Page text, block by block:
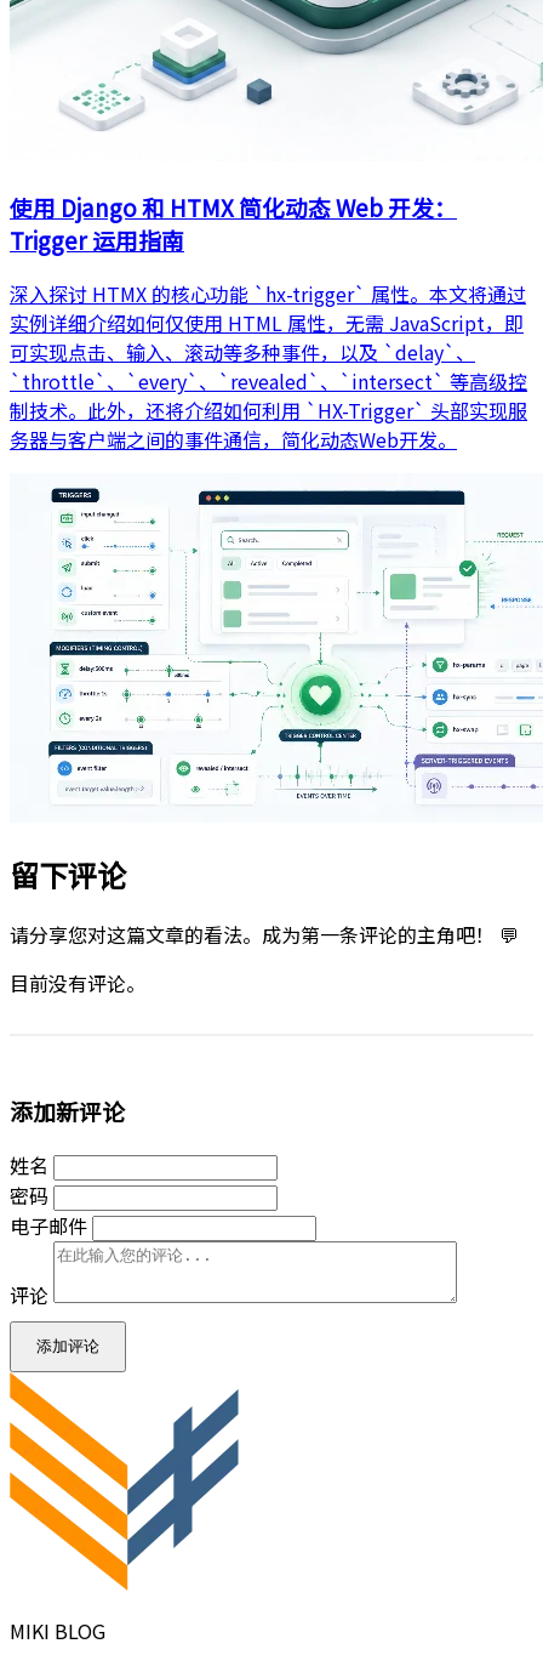
使用 Django 和 HTMX 简化动态 Web 开发：
Trigger 运用指南
深入探讨 HTMX 的核心功能 `hx-trigger` 属性。本文将通过
实例详细介绍如何仅使用 HTML 属性，无需 JavaScript，即
可实现点击、输入、滚动等多种事件，以及 `delay`、
`throttle`、`every`、`revealed`、`intersect` 等高级控
制技术。此外，还将介绍如何利用 `HX-Trigger` 头部实现服
务器与客户端之间的事件通信，简化动态Web开发。
留下评论
请分享您对这篇文章的看法。成为第一条评论的主角吧！ 💬
目前没有评论。
添加新评论
姓名
密码
电子邮件
评论
添加评论
MIKI BLOG